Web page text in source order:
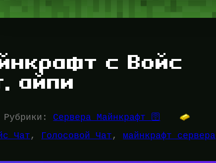
с Войс
айпи
Рубрики: Сервера Майнкрафт 🛜
Чат, Голосовой Чат , майнкрафт сервера